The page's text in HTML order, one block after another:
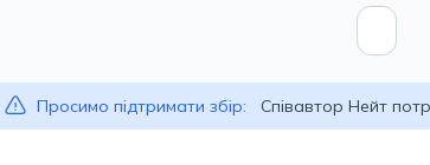
Просимо підтримати збір: Співавтор Нейт